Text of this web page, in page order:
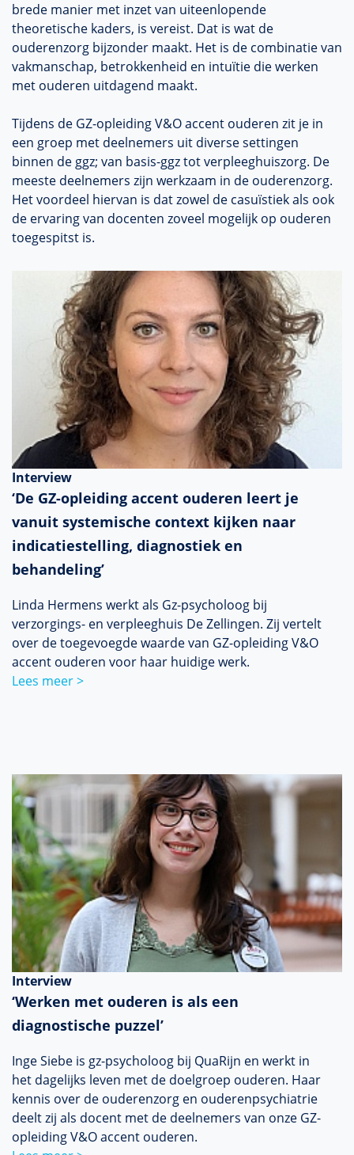
brede manier met inzet van uiteenlopende
theoretische kaders, is vereist. Dat is wat de
ouderenzorg bijzonder maakt. Het is de combinatie van
vakmanschap, betrokkenheid en intuïtie die werken
met ouderen uitdagend maakt.
Tijdens de GZ-opleiding V&O accent ouderen zit je in
een groep met deelnemers uit diverse settingen
binnen de ggz; van basis-ggz tot verpleeghuiszorg. De
meeste deelnemers zijn werkzaam in de ouderenzorg.
Het voordeel hiervan is dat zowel de casuïstiek als ook
de ervaring van docenten zoveel mogelijk op ouderen
toegespitst is.
Interview
‘De GZ-opleiding accent ouderen leert je
vanuit systemische context kijken naar
indicatiestelling, diagnostiek en
behandeling’
Linda Hermens werkt als Gz-psycholoog bij
verzorgings- en verpleeghuis De Zellingen. Zij vertelt
over de toegevoegde waarde van GZ-opleiding V&O
accent ouderen voor haar huidige werk.
Lees meer >
Interview
‘Werken met ouderen is als een
diagnostische puzzel’
Inge Siebe is gz-psycholoog bij QuaRijn en werkt in
het dagelijks leven met de doelgroep ouderen. Haar
kennis over de ouderenzorg en ouderenpsychiatrie
deelt zij als docent met de deelnemers van onze GZ-
opleiding V&O accent ouderen.